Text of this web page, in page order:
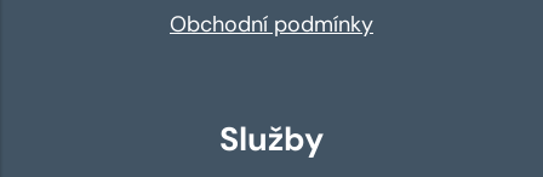
Obchodní podmínky
Služby